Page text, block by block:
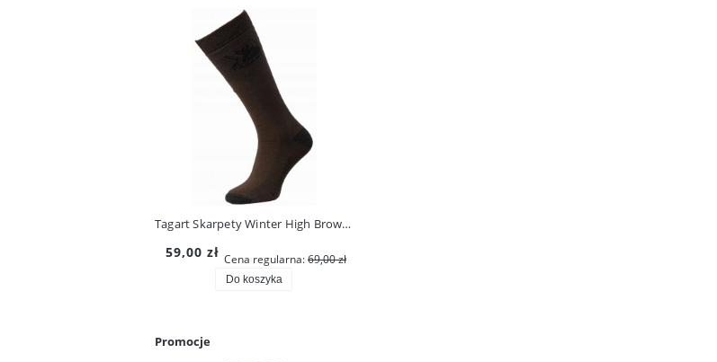
Tagart Skarpety Winter High Brown 35-38
59,00 zł Cena regularna:69,00 zł
Do koszyka
Promocje